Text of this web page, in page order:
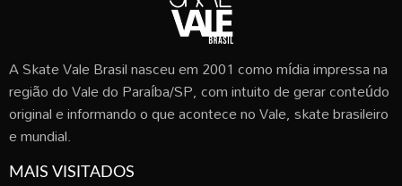
A Skate Vale Brasil nasceu em 2001 como mídia impressa na
região do Vale do Paraíba/SP, com intuito de gerar conteúdo
original e informando o que acontece no Vale, skate brasileiro
e mundial.
MAIS VISITADOS